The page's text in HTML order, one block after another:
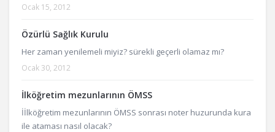
Ocak 15, 2012
Özürlü Sağlık Kurulu
Her zaman yenilemeli miyiz? sürekli geçerli olamaz mı?
Ocak 30, 2012
İlköğretim mezunlarının ÖMSS
İİlköğretim mezunlarının ÖMSS sonrası noter huzurunda kura
ile ataması nasıl olacak?